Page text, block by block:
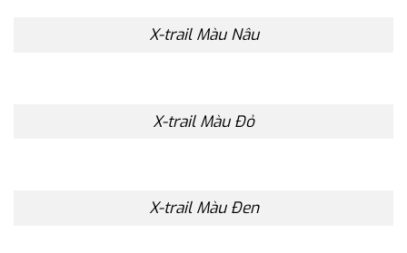
X-trail Màu Nâu
X-trail Màu Đỏ
X-trail Màu Đen